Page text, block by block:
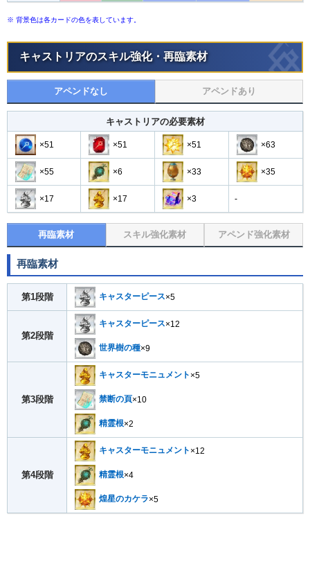
※ 背景色は各カードの色を表しています。
キャストリアのスキル強化・再臨素材
アペンドなし アペンドあり
キャストリアの必要素材
×51 ×51 ×51 ×63
×55 ×6 ×33 ×35
×17 ×17 ×3 -
再臨素材 スキル強化素材 アペンド強化素材
再臨素材
第1段階 キャスターピース×5
第2段階
キャスターピース×12
世界樹の種×9
第3段階
キャスターモニュメント ×5
禁断の頁×10
精霊根×2
第4段階
キャスターモニュメント ×12
精霊根×4
煌星のカケラ×5